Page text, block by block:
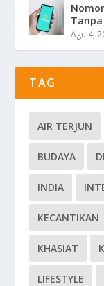
Agu 4,
TAG
AIR TERJUN
BUDAYA
INDIA
KECANTIKAN
KHASIAT
LIFESTYLE